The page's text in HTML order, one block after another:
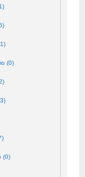
(0)
(0)